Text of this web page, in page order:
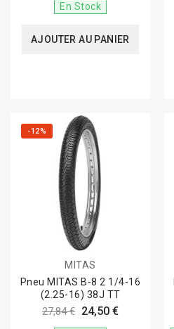
En Stock
AJOUTER AU PANIER
-12%
MITAS
Pneu MITAS B-8 2 1/4-16
(2.25-16) 38J TT
27,84 € 24,50 €